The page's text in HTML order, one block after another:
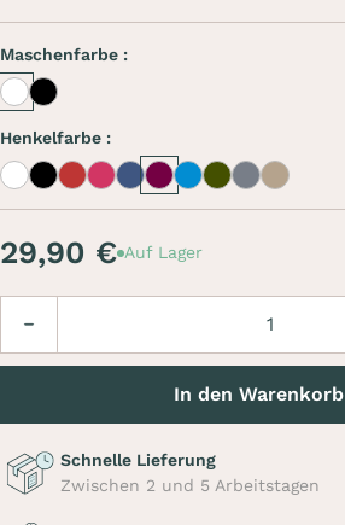
Maschenfarbe :
BlancNoir
Henkelfarbe :
BlancNoirRouge
RoseBleu marine
Bordeaux
Bleu ciel
KakiGrisBeige
29,90 € Auf Lager
In den Warenkorb
Schnelle Lieferung
Zwischen 2 und 5 Arbeitstagen